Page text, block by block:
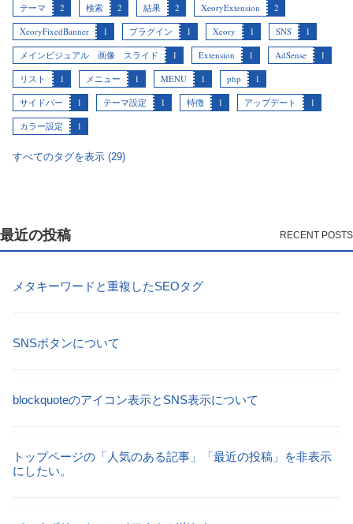
テーマ 2 検索 2 結果 2 XeoryExtension
2
XeoryFixedBanner
1 プラグイン 1 Xeory 1 SNS
1
メインビジュアル 画像 スライド
1 Extension 1 AdSense
1
リスト
1 メニュー 1 MENU 1 php
1
サイドバー
1 テーマ設定 1 特徴 1 アップデート
1
カラー設定
1
すべてのタグを表示 (29)
最近の投稿
メタキーワードと重複したSEOタグ
SNSボタンについて
blockquoteのアイコン表示とSNS表示について
トップページの「人気のある記事」「最近の投稿」を非表示
にしたい。